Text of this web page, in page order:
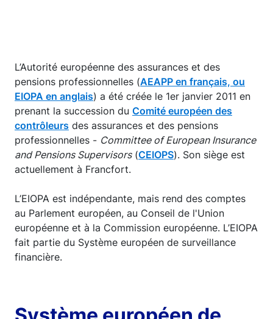
L’Autorité européenne des assurances et des
pensions professionnelles (AEAPP en français, ou
EIOPA en anglais) a été créée le 1er janvier 2011 en
prenant la succession du Comité européen des
contrôleurs des assurances et des pensions
professionnelles - Committee of European Insurance
and Pensions Supervisors(CEIOPS). Son siège est
actuellement à Francfort.
L’EIOPA est indépendante, mais rend des comptes
au Parlement européen, au Conseil de l'Union
européenne et à la Commission européenne. L’EIOPA
fait partie du Système européen de surveillance
financière.